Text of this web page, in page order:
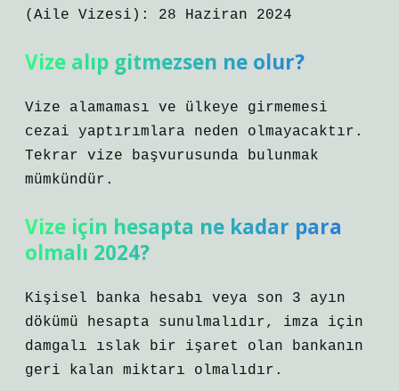
(Aile Vizesi): 28 Haziran 2024
Vize alıp gitmezsen ne olur?
Vize alamaması ve ülkeye girmemesi
cezai yaptırımlara neden olmayacaktır.
Tekrar vize başvurusunda bulunmak
mümkündür.
Vize için hesapta ne kadar para
olmalı 2024?
Kişisel banka hesabı veya son 3 ayın
dökümü hesapta sunulmalıdır, imza için
damgalı ıslak bir işaret olan bankanın
geri kalan miktarı olmalıdır.